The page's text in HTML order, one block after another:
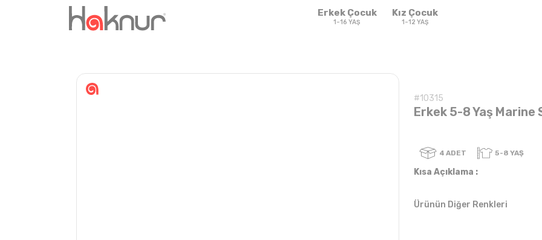
Erkek Çocuk
1-16 YAŞ
Sweatshirt & T-
#10315
Erkek 5-8 Yaş Marine
Kısa Açıklama :
Ürünün Diğer Renkleri